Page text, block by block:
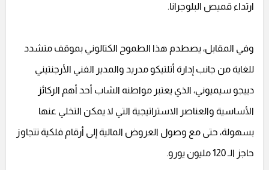
ارتداء قميص البلوجرانا.
وفي المقابل، يصطدم هذا الطموح الكتالوني بموقف متشدد
للغاية من جانب إدارة أتلتيكو مدريد والمدير الفني الأرجنتيني
دييجو سيميوني، الذي يعتبر مواطنه الشاب أحد أهم الركائز
الأساسية والعناصر الاستراتيجية التي لا يمكن التخلي عنها
بسهولة، حتى مع وصول العروض المالية إلى أرقام فلكية تتجاوز
حاجز الـ 120 مليون يورو.